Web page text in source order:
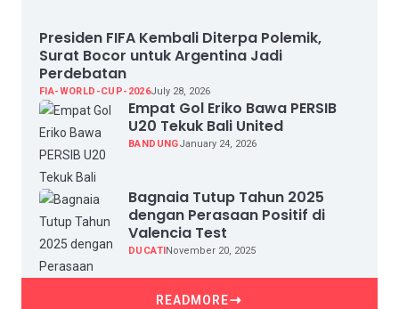
Presiden FIFA Kembali Diterpa Polemik,
Surat Bocor untuk Argentina Jadi
Perdebatan
FIA-WORLD-CUP-2026July 28, 2026
Empat Gol Eriko Bawa PERSIB
U20 Tekuk Bali United
BANDUNGJanuary 24, 2026
Bagnaia Tutup Tahun 2025
dengan Perasaan Positif di
Valencia Test
DUCATI November 20, 2025
READMORE